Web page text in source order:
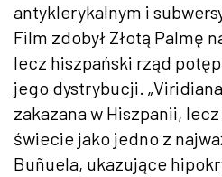
antyklerykalnym i
Film zdobył Złotą Palmę
lecz hiszpański rząd
jego dystrybucji.
zakazana w Hiszpanii,
świecie jako jedno z
Buñuela, ukazujące